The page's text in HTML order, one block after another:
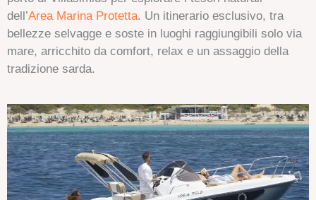
dell’Area Marina Protetta. Un itinerario esclusivo, tra
bellezze selvagge e soste in luoghi raggiungibili solo via
mare, arricchito da comfort, relax e un assaggio della
tradizione sarda.